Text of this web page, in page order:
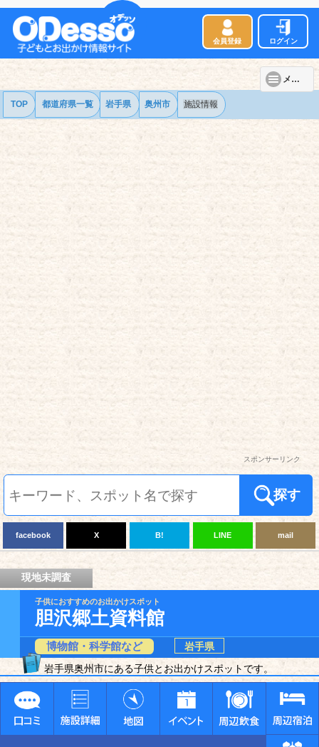
会員登録 ログイン
メニュー
TOP 都道府県一覧 岩手県 奥州市 施設情報
スポンサーリンク
探す
facebook X B! LINE mail
現地未調査
子供におすすめのお出かけスポット
胆沢郷土資料館
博物館・科学館など
岩手県
岩手県奥州市にある子供とお出かけスポットです。